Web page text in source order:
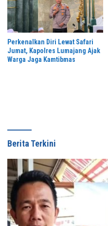
Perkenalkan Diri Lewat Safari
Jumat, Kapolres Lumajang Ajak
Warga Jaga Kamtibmas
Berita Terkini